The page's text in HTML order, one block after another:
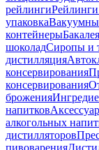
рейлинги
упаковка
контейнерыБакалея
шоколадСиропы и
дистилляция
консервирования
консервирования
брожения
напитков
алкогольных
дистилляторов
пивоварения